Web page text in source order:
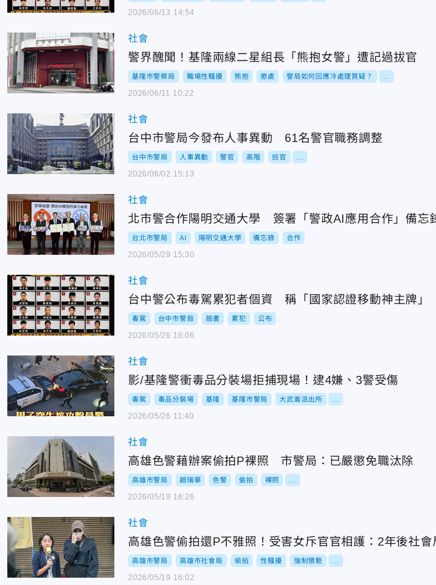
2026/06/13 14:54
社會
警界醜聞！基隆兩線二星組長「熊抱女警」遭記過拔官
基隆市警察局 職場性騷擾 熊抱 懲處 警局如何回應冷處理質疑？
2026/06/11 10:22
社會
台中市警局今發布人事異動 61名警官職務調整
台中市警局 人事異動 警官 高階 巡官
2026/06/02 15:13
社會
北市警合作陽明交通大學 簽署「警政AI應用合作」備忘
台北市警局 AI 陽明交通大學 備忘錄 合作
2026/05/29 15:30
社會
台中警公布毒駕累犯者個資 稱「國家認證移動神主牌」
毒駕 台中市警局 臉書 累犯 公布
2026/05/26 16:06
社會
影/基隆警衝毒品分裝場拒捕現場！逮4嫌、3警受傷
毒駕 毒品分裝場 基隆 基隆市警局 大武崙派出所
2026/05/26 11:40
社會
高雄色警藉辦案偷拍P裸照 市警局：已嚴懲免職汰除
高雄市警局 趙瑞華 色警 偷拍 裸照
2026/05/19 16:26
社會
高雄色警偷拍還P不雅照！受害女斥官官相護：2年後社會
高雄市警局 高雄市社會局 偷拍 性騷擾 強制猥褻
2026/05/19 16:02